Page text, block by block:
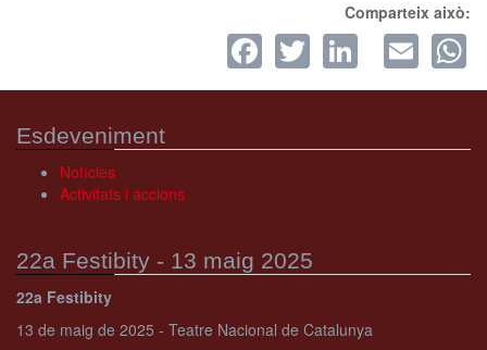
Comparteix això:
Facebook
Twitter
Esdeveniment
Notícies
Activitats i accions
22a Festibity - 13 maig 2025
22a Festibity
13 de maig de 2025 - Teatre Nacional de Catalunya